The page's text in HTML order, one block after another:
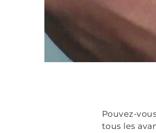
Pouvez-
tous les